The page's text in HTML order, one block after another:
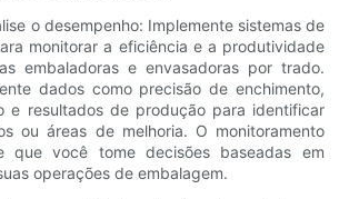
o desempenho: Implemente sistemas de
monitorar a eficiência e a produtividade
embaladoras e envasadoras por trado.
dados como precisão de enchimento,
e resultados de produção para identificar
ou áreas de melhoria. O monitoramento
que você tome decisões baseadas em
operações de embalagem.